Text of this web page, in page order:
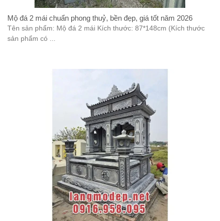
Mộ đá 2 mái chuẩn phong thuỷ, bền đẹp, giá tốt năm 2026
Tên sản phẩm: Mộ đá 2 mái Kích thước: 87*148cm (Kích thước
sản phẩm có ...